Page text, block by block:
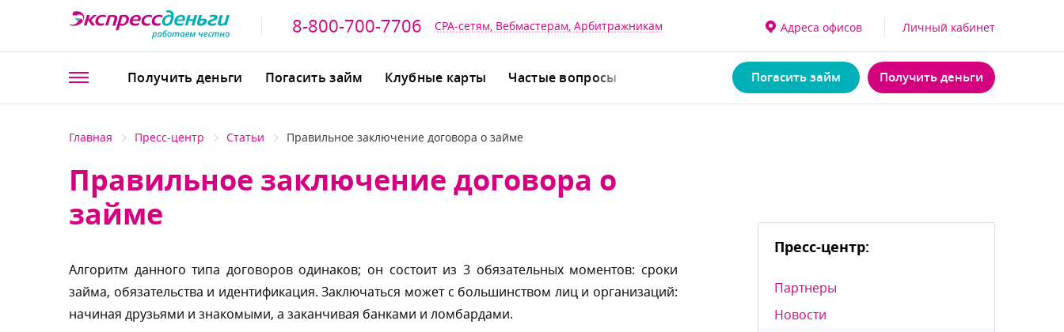
8-800-700-7706 CPA-сетям, Вебмастерам, Арбитражникам Адреса офисо Личный кабинет
Получить деньги Погасить займ Клубные карты Частые вопросы Получить деньги
Погасить займ
Главная Пресс-центр Статьи Правильное заключение договора о займе
Правильное заключение договора о
займе
Алгоритм данного типа договоров одинаков; он состоит из 3 обязательных моментов: сроки
займа, обязательства и идентификация. Заключаться может с большинством лиц и организаций:
начиная друзьями и знакомыми, а заканчивая банками и ломбардами.
Пресс-центр:
Партнеры
Новости